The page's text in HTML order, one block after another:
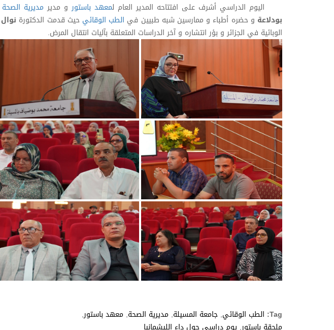
اليوم الدراسي أشرف على افتتاحه المدير العام لمعهد باستورو مدير مديرية الصحة
بودلاعة و حضره أطباء و ممارسين شبه طبيين في الطب الوقائي حيث قدمت الدكتورة
الوبائية في الجزائر و بؤر انتشاره و آخر الدراسات المتعلقة بآليات انتقال المرض.
Tag: الطب الوقائي, جامعة المسيلة, مديرية الصحة, معهد باستور,
ملحقة باستور, يوم دراسي حول داء الليشمانيا